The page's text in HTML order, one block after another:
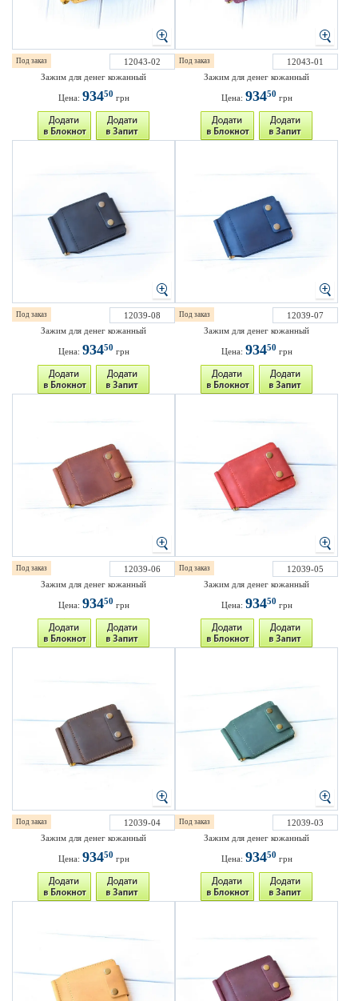
Под заказ
12043-02
Зажим для денег кожанный
Цена: 93450 грн
Под заказ
12043-01
Зажим для денег кожанный
Цена: 93450 грн
Под заказ
12039-08
Зажим для денег кожанный
Цена: 93450 грн
Под заказ
12039-07
Зажим для денег кожанный
Цена: 93450 грн
Под заказ
12039-06
Зажим для денег кожанный
Цена: 93450 грн
Под заказ
12039-05
Зажим для денег кожанный
Цена: 93450 грн
Под заказ
12039-04
Зажим для денег кожанный
Цена: 93450 грн
Под заказ
12039-03
Зажим для денег кожанный
Цена: 93450 грн